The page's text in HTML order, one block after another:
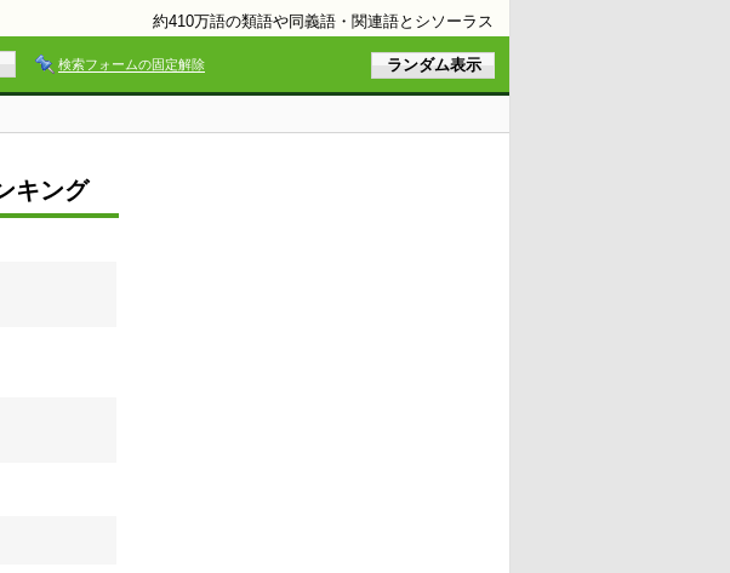
約410万語の類語や同義語・関連語とシソーラス
検索フォームの固定解除
キング